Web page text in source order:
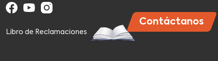
Contáctanos
Libro de Reclamaciones